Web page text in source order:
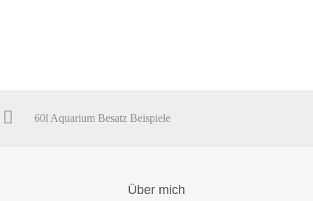
60l Aquarium Besatz Beispiele
Über mich